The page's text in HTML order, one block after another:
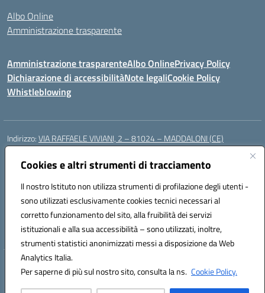
Cookies e altri strumenti di tracciamento
Il nostro Istituto non utilizza strumenti di profilazione degli utenti -
sono utilizzati esclusivamente cookies tecnici necessari al
corretto funzionamento del sito, alla fruibilità dei servizi
istituzionali e alla sua accessibilità – sono utilizzati, inoltre,
strumenti statistici anonimizzati messi a disposizione da Web
Analytics Italia.
Per saperne di più sul nostro sito, consulta la ns. Cookie Policy.
Albo Online
Amministrazione trasparente
Amministrazione trasparenteAlbo OnlinePrivacy Policy
Dichiarazione di accessibilitàNote legaliCookie Policy
Whistleblowing
Indirizzo:VIA RAFFAELE VIVIANI, 2 – 81024 – MADDALONI (CE)
Centralino:
Posta elettronica certificata (PEC):ceic8av00r@pec.istruzione.it
Codice fiscale: 93086020612
Codice meccanografico:CEIC8AV00R
Codice Indice delle Pubbliche Amministrazioni (IPA): icamm
Codice unico di fatturazione (CUF): UF8WE6
Hosting & Powered by 3D Solution S.r.l.
Concept & Design by Designers Italia